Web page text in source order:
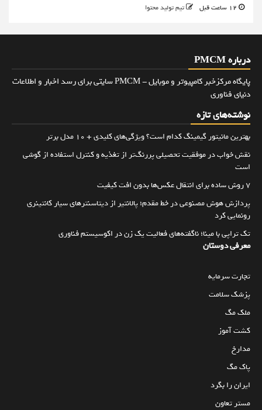
تیم تولید محتوا
درباره PMCM
پایگاه مرکزخبر کامپیوتر و موبایل - PMCM سایتی برای رسد اخبار و اطلاعات
دنیای فناوری
نوشته‌های تازه
بهترین مانیتور گیمینگ کدام است؟ ویژگی‌های کلیدی + 10 مدل برتر
نقش خواب در موفقیت تحصیلی پررنگ‌تر از تغذیه و کنترل استفاده از گوشی
است
۷ روش ساده برای انتقال عکس‌ها بدون افت کیفیت
پردازش هوش مصنوعی در خط مقدم؛ پالانتیر از دیتاسنترهای سیار کانتینری
رونمایی کرد
تک تراپی با مینا؛ ناگفته‌های فعالیت یک زن در اکوسیستم فناوری
معرفی دوستان
تجارت سرمایه
پزشک سلامت
ملک مگ
کشت آموز
مدارخ
پاک مگ
ایران را بگرد
مستر تعاون